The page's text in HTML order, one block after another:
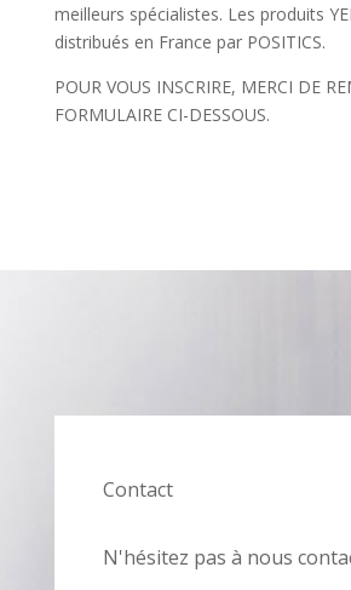
meilleurs spécialistes. Les produits
distribués en France par POSITICS.
POUR VOUS INSCRIRE, MERCI DE
FORMULAIRE CI-DESSOUS.
Contact
N'hésitez pas à nous